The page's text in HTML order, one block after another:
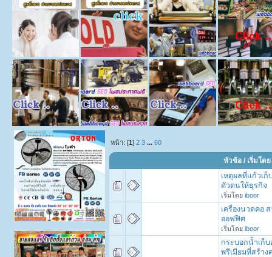
หน้า: [1]2 3 ...60
หัวข้อ / เริ่มโดย
เหตุผลที่แก้วเก็
ตัวตนให้ธุรกิจ
เริ่มโดย iboor
เครื่องนวดคอ
ออฟฟิศ
เริ่มโดย iboor
กระบอกน้ำเก็
พรีเมียมที่สร้าง